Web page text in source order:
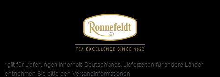
*gilt für Lieferungen innerhalb Deutschlands, Lieferzeiten für andere Länder
entnehmen Sie bitte den Versandinformationen